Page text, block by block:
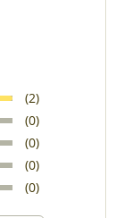
(2)
(0)
(0)
(0)
(0)